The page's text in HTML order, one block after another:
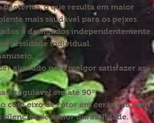
o que resulta em maior
mais saudável para os peixes.
e desligados independentemente
individual.
ajustado para melgor satisfazer as
é regulável em até 90º.
com eixo de rotor em cerâmica para
silenciosa e maior durabilidade.